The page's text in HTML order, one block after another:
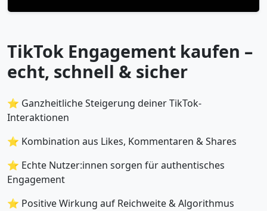
TikTok Engagement kaufen –
echt, schnell & sicher
⭐ Ganzheitliche Steigerung deiner TikTok-
Interaktionen
⭐ Kombination aus Likes, Kommentaren & Shares
⭐ Echte Nutzer:innen sorgen für authentisches
Engagement
⭐ Positive Wirkung auf Reichweite & Algorithmus